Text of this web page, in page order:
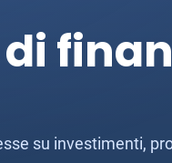
su investimenti,